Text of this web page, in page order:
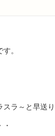
。
スラ～と早送